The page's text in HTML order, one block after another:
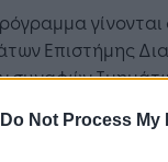
Do Not Process
Επιστήμης
συναφών
καθώς και